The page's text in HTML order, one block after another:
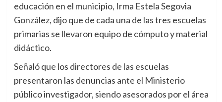
educación en el municipio, Irma Estela Segovia
González, dijo que de cada una de las tres escuelas
primarias se llevaron equipo de cómputo y material
didáctico.
Señaló que los directores de las escuelas
presentaron las denuncias ante el Ministerio
público investigador, siendo asesorados por el área